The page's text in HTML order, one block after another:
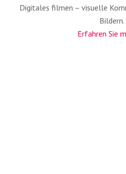
Digi­ta­les fil­men – visu­el­le
Bil­dern.
Erfah­ren Sie